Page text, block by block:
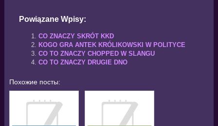
Powiązane Wpisy:
CO ZNACZY SKRÓT KKD
KOGO GRA ANTEK KRÓLIKOWSKI W POLITYCE
CO TO ZNACZY CHOPPED W SLANGU
CO TO ZNACZY DRUGIE DNO
Похожие посты: